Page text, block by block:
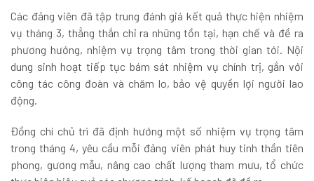
Các đảng viên đã tập trung đánh giá kết quả thực hiện nhiệm
vụ tháng 3, thẳng thắn chỉ ra những tồn tại, hạn chế và đề ra
phương hướng, nhiệm vụ trọng tâm trong thời gian tới. Nội
dung sinh hoạt tiếp tục bám sát nhiệm vụ chính trị, gắn với
công tác công đoàn và chăm lo, bảo vệ quyền lợi người lao
động.
Đồng chí chủ trì đã định hướng một số nhiệm vụ trọng tâm
trong tháng 4, yêu cầu mỗi đảng viên phát huy tinh thần tiên
phong, gương mẫu, nâng cao chất lượng tham mưu, tổ chức